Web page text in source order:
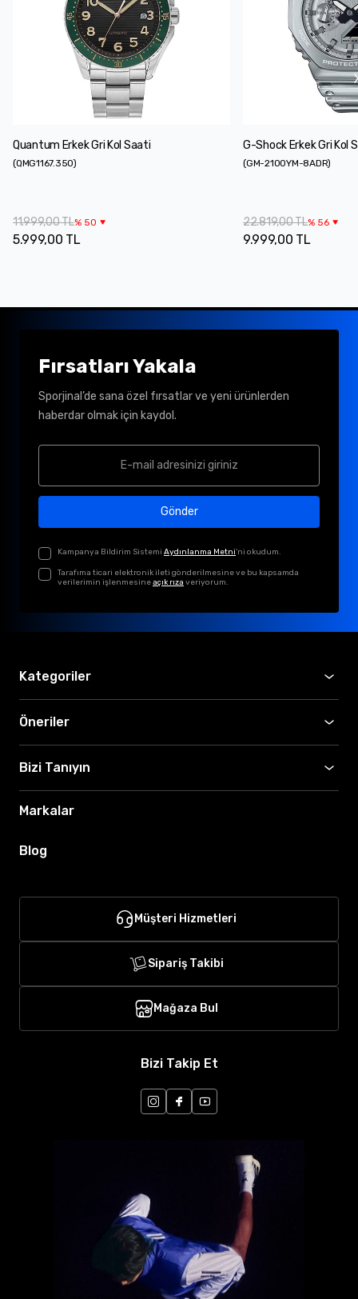
Quantum Erkek Gri Kol Saati
(QMG1167.350)
11.999,00 TL% 50
5.999,00 TL
G-Shock Erkek Gri Kol
(GM-2100YM-8ADR)
22.819,00 TL% 56
9.999,00 TL
Fırsatları Yakala
Sporjinal’de sana özel fırsatlar ve yeni ürünlerden
haberdar olmak için kaydol.
Gönder
Kampanya Bildirim Sistemi Aydınlanma Metni'ni okudum.
Tarafıma ticari elektronik ileti gönderilmesine ve bu kapsamda
verilerimin işlenmesineaçık rıza veriyorum.
Kategoriler
Öneriler
Bizi Tanıyın
Markalar
Blog
Müşteri Hizmetleri
Sipariş Takibi
Mağaza Bul
Bizi Takip Et